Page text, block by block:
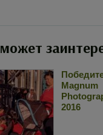
Magnum
2016